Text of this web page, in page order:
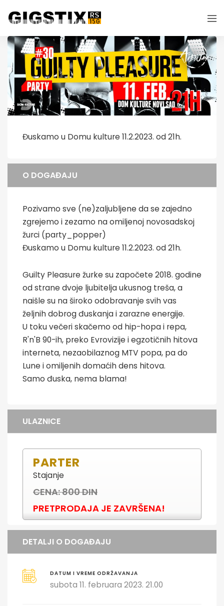
Đuskamo u Domu kulture 11.2.2023. od 21h.
O DOGAĐAJU
Pozivamo sve (ne)zaljubljene da se zajedno
zgrejemo i zezamo na omiljenoj novosadskoj
žurci (party_popper)
Đuskamo u Domu kulture 11.2.2023. od 21h.
Guilty Pleasure žurke su započete 2018. godine
od strane dvoje ljubitelja ukusnog treša, a
naišle su na široko odobravanje svih vas
željnih dobrog đuskanja i zarazne energije.
U toku večeri skačemo od hip-hopa i repa,
R'n'B 90-ih, preko Evrovizije i egzotičnih hitova
interneta, nezaobilaznog MTV popa, pa do
Lune i omiljenih domaćih dens hitova.
Samo đuska, nema blama!
ULAZNICE
PARTER
Stajanje
CENA: 800 DIN
PRETPRODAJA JE ZAVRŠENA!
DETALJI O DOGAĐAJU
DATUM I VREME ODRŽAVANJA
subota 11. februara 2023. 21.00